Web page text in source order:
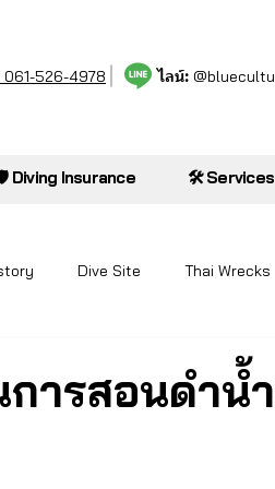
061-526-4978 ไลน์:
Diving Insurance 🛠️ Services
Dive Site Thai Wrecks
การสอนดำน้